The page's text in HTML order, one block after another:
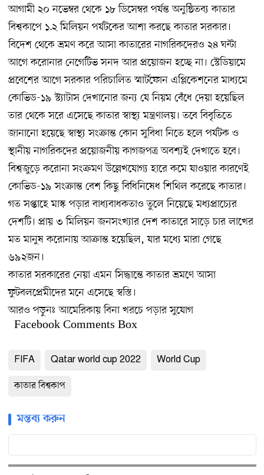
আগামী ২০ নভেম্বর থেকে ১৮ ডিসেম্বর পর্যন্ত অনুষ্ঠিতব্য কাতার
বিশ্বকাপে ১.২ মিলিয়ন পর্যটকের আশা করছে কাতার সরকার।
বিদেশ থেকে ভ্রমণ করে আসা কাতারের নাগরিকদেরও ২৪ ঘন্টা
আগে করোনার নেগেটিভ সনদ আর প্রয়োজন হচ্ছে না। স্টেডিয়ামে
প্রবেশের আগে সরকার পরিচালিত স্মার্টফোন এপ্লিকেশনের মাধ্যমে
কোভিড-১৯ স্ট্যাটাস দেখানোর জন্য যে নিয়ম বেঁধে দেয়া হয়েছিল
তার থেকে সরে এসেছে কাতার স্বাস্থ্য মন্ত্রণালয়। তবে বিবৃতিতে
জানানো হয়েছে স্বাস্থ্য সংক্রান্ত কোন সুবিধা নিতে হলে পর্যটক ও
স্থানীয় নাগরিকদের প্রয়োজনীয় কাগজপত্র অবশ্যই দেখাতে হবে।
বিশ্বজুড়ে করোনা সংক্রমণ উল্লেখযোগ্য হারে কমে যাওয়ার কারণেই
কোভিড-১৯ সংক্রান্ত বেশ কিছু বিধিনিষেধ শিথিল করেছে কাতার।
গত সপ্তাহে মাস্ক পড়ার বাধ্যবাধকতাও তুলে নিয়েছে মধ্যপ্রাচ্যের
দেশটি। প্রায় ৩ মিলিয়ন জনসংখ্যার দেশ কাতারে সাড়ে চার লাখের
মত মানুষ করোনায় আক্রান্ত হয়েছিল, যার মধ্যে মারা গেছে
৬৯২জন।
কাতার সরকারের নেয়া এমন সিদ্ধান্তে কাতার ভ্রমণে আসা
ফুটবলপ্রেমীদের মনে এসেছে স্বস্তি।
আরও পড়ুনঃআমেরিকায় বিনা খরচে পড়ার সুযোগ
Facebook Comments Box
FIFA Qatar world cup 2022
World Cup
কাতার বিশ্বকাপ
মন্তব্য করুন